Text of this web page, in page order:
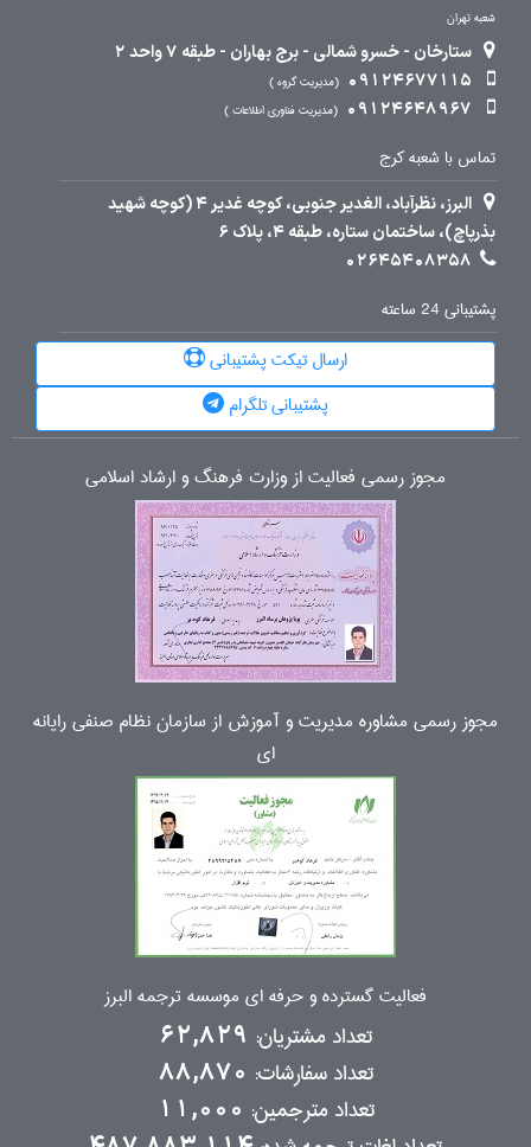
شعبه تهران
ستارخان - خسرو شمالی - برج بهاران - طبقه 7 واحد 2
09124677115
مدیریت گروه
09124648967 مدیریت فناوری اطلاعات
تماس با شعبه کرج
البرز، نظرآباد، الغدیر جنوبی، کوچه غدیر 4 (کوچه شهید
بذرپاچ)، ساختمان ستاره، طبقه 4، پلاک 6
02645408358
پشتیبانی 24 ساعته
ارسال تیکت پشتیبانی
پشتیبانی تلگرام
مجوز رسمی فعالیت از وزارت فرهنگ و ارشاد اسلامی
مجوز رسمی مشاوره مدیریت و آموزش از سازمان نظام صنفی رایانه
ای
فعالیت گسترده و حرفه ای موسسه ترجمه البرز
تعداد مشتریان: 62,829
تعداد سفارشات: 88,870
تعداد مترجمین: 11,000